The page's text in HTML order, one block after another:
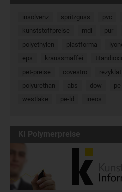
insolvenz spritzguss pvc
kunststoffpreise
mdi pur
polyethylen
plastforma
eps
kraussmaffei
pet-preise
covestro rezyklat
polyurethan
abs dow
westlake
pe-ld ineos
KI Polymerpreise